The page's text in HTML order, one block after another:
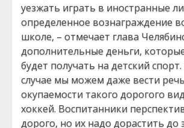
уезжать играть в иностранные
определенное вознаграждение
школе, – отмечает глава
дополнительные деньги,
будет получать на детский
случае мы можем даже вести
окупаемости такого дорогого
хоккей. Воспитанники
дорого, но их надо дорастить до